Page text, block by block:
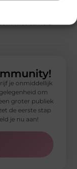
met camera
je onmiddellijk
om
groter publiek
de eerste stap
je nu aan!